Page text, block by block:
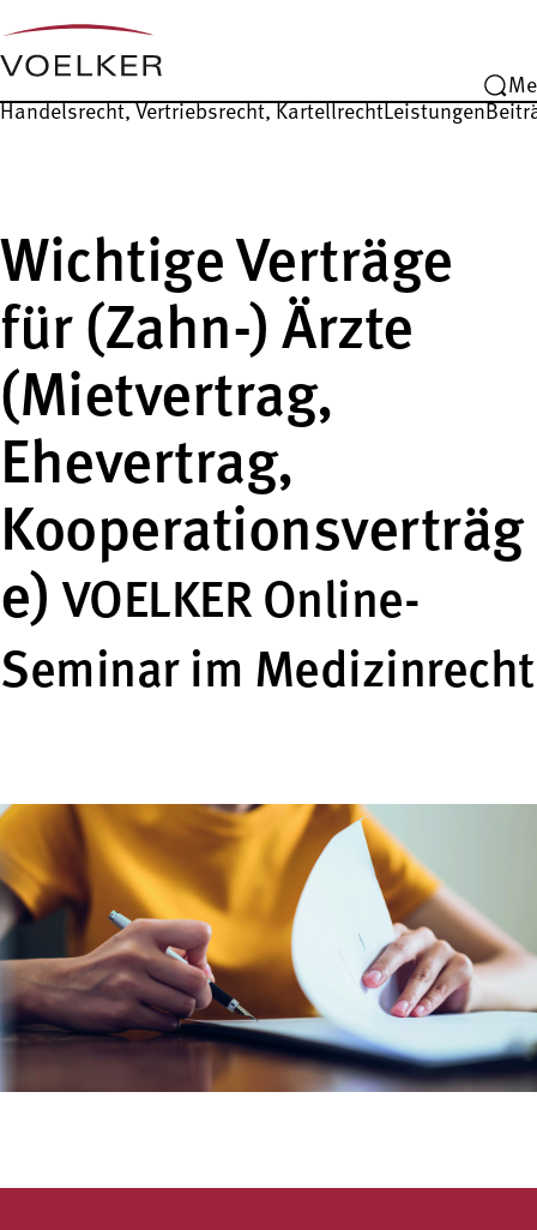
Handelsrecht, Vertriebsrecht, KartellrechtLeistungen
Wichtige Verträge
für (Zahn-) Ärzte
(Mietvertrag,
Ehevertrag,
Kooperationsverträg
e) VOELKER Online-
Seminar im Medizinrecht